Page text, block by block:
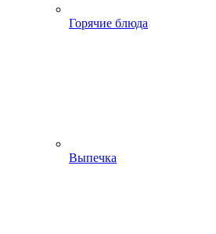
Горячие блюда
Выпечка